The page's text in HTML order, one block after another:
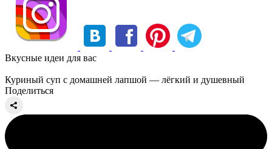
Вкусные идеи для вас
Куриный суп с домашней лапшой — лёгкий и душевный
Поделиться